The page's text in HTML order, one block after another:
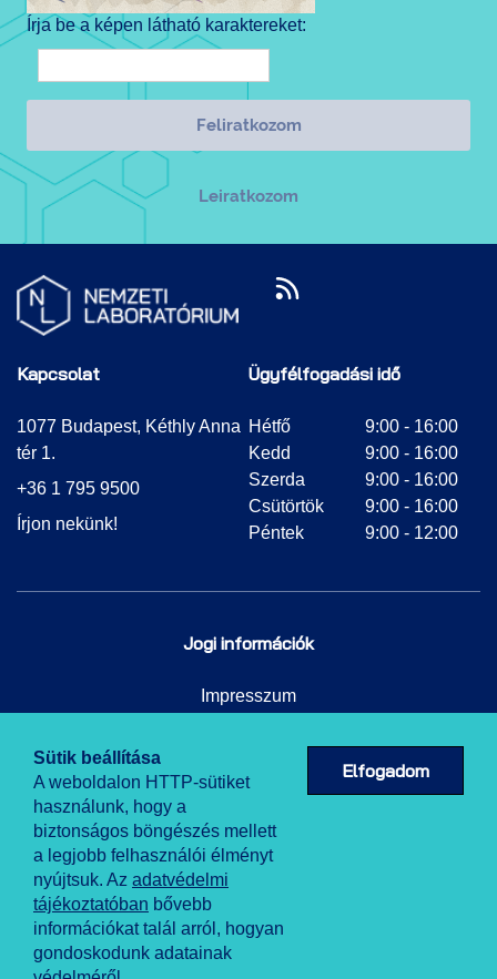
Írja be a képen látható karaktereket:
Kapcsolat
1077 Budapest, Kéthly Anna
tér 1.
+36 1 795 9500
Írjon nekünk!
Ügyfélfogadási idő
Hétfő
9:00 - 16:00
Kedd
9:00 - 16:00
Szerda
9:00 - 16:00
Csütörtök
9:00 - 16:00
Péntek
9:00 - 12:00
Jogi információk
Impresszum
Powered by NKFIH.
© 2021 NKFIH.
Sütik beállítása
A weboldalon HTTP-sütiket
használunk, hogy a
biztonságos böngészés mellett
a legjobb felhasználói élményt
nyújtsuk. Az adatvédelmi
tájékoztatóban bővebb
információkat talál arról, hogyan
gondoskodunk adatainak
Elfogadom